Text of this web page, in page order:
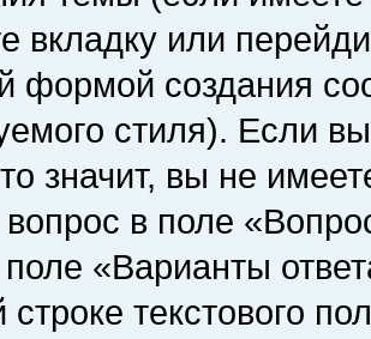
вкладку или
формой создания
стиля). Если
значит, вы не
вопрос в поле
поле «Варианты
строке текстового